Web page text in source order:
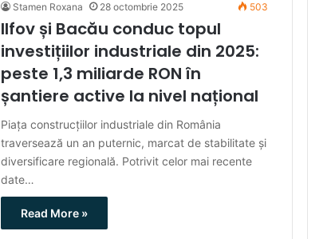
Stamen Roxana 28 octombrie 2025 503
Ilfov și Bacău conduc topul
investițiilor industriale din 2025:
peste 1,3 miliarde RON în
șantiere active la nivel național
Piața construcțiilor industriale din România
traversează un an puternic, marcat de stabilitate și
diversificare regională. Potrivit celor mai recente
date…
Read More »